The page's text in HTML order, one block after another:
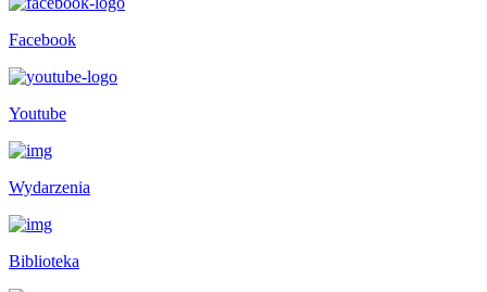
Facebook
Youtube
Wydarzenia
Biblioteka